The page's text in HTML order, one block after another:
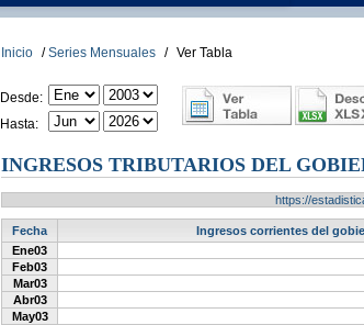
Inicio / Series Mensuales / Ver Tabla
Desde:
Hasta:
INGRESOS TRIBUTARIOS DEL
https://
Fecha
Ingresos corrientes del
Ene03
Feb03
Mar03
Abr03
May03